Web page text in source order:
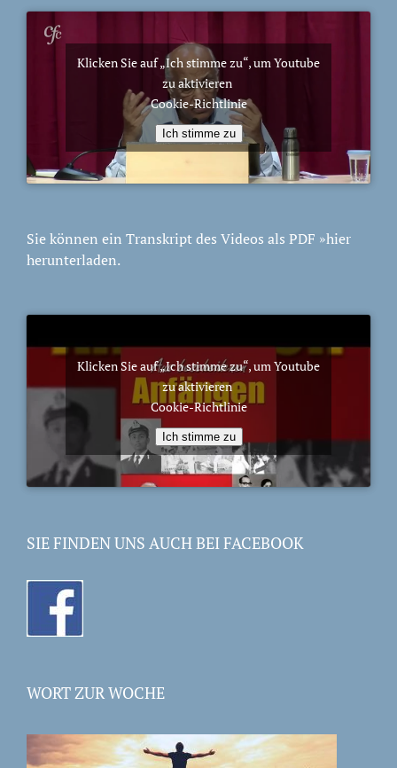
Klicken Sie auf „Ich stimme zu“, um Youtube
zu aktivieren
Cookie-Richtlinie
Ich stimme zu
Sie können ein Transkript des Videos als PDF »hier
herunterladen.
Klicken Sie auf „Ich stimme zu“, um Youtube
zu aktivieren
Cookie-Richtlinie
Ich stimme zu
SIE FINDEN UNS AUCH BEI FACEBOOK
WORT ZUR WOCHE